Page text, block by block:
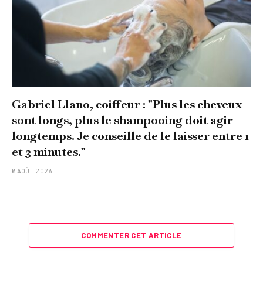
Gabriel Llano, coiffeur : "Plus les cheveux
sont longs, plus le shampooing doit agir
longtemps. Je conseille de le laisser entre 1
et 3 minutes."
6 AOÛT 2026
COMMENTER CET ARTICLE